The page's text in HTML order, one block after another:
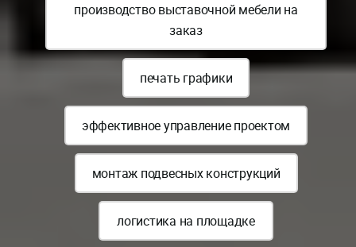
производство выставочной мебели на
заказ
печать графики
эффективное управление проектом
монтаж подвесных конструкций
логистика на площадке